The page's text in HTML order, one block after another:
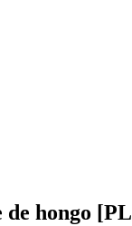
de hongo